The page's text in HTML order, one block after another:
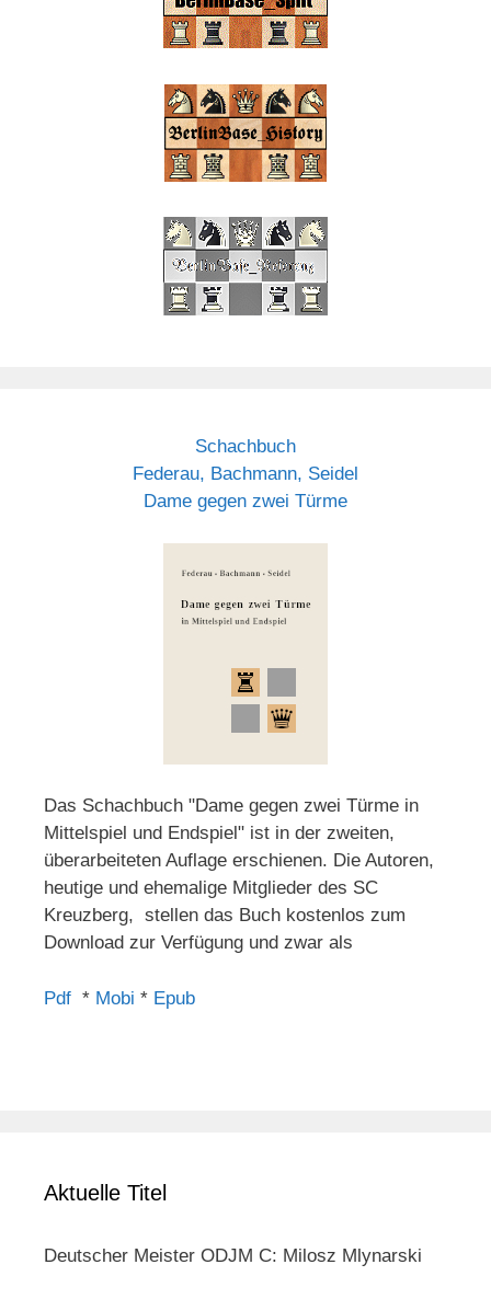
Schachbuch
Federau, Bachmann, Seidel
Dame gegen zwei Türme
Das Schachbuch "Dame gegen zwei Türme in
Mittelspiel und Endspiel" ist in der zweiten,
überarbeiteten Auflage erschienen. Die Autoren,
heutige und ehemalige Mitglieder des SC
Kreuzberg, stellen das Buch kostenlos zum
Download zur Verfügung und zwar als
Pdf * Mobi * Epub
Aktuelle Titel
Deutscher Meister ODJM C: Milosz Mlynarski